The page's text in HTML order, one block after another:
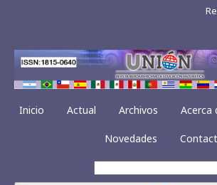
Inicio Actual Archivos Acerca
Novedades